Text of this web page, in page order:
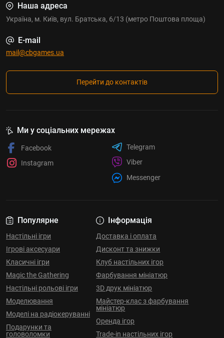
Наша адреса
Україна, м. Київ, вул. Братська, 6/13 (метро Поштова площа)
E-mail
mail@cbgames.ua
Перейти до контактів
Популярне
Настільні ігри
Ігрові аксесуари
Класичні ігри
Magic the Gathering
Настільні рольові ігри
Моделювання
Моделі на радіокеруванні
Подарунки та
головоломки
Інформація
Доставка і оплата
Дисконт та знижки
Клуб настільних ігор
Фарбування мініатюр
3D друк мініатюр
Майстер-клас з фарбування
мініатюр
Оренда ігор
Trade-in настільних ігор
Ми у соціальних мережах
Facebook
Instagram
Telegram
Viber
Messenger